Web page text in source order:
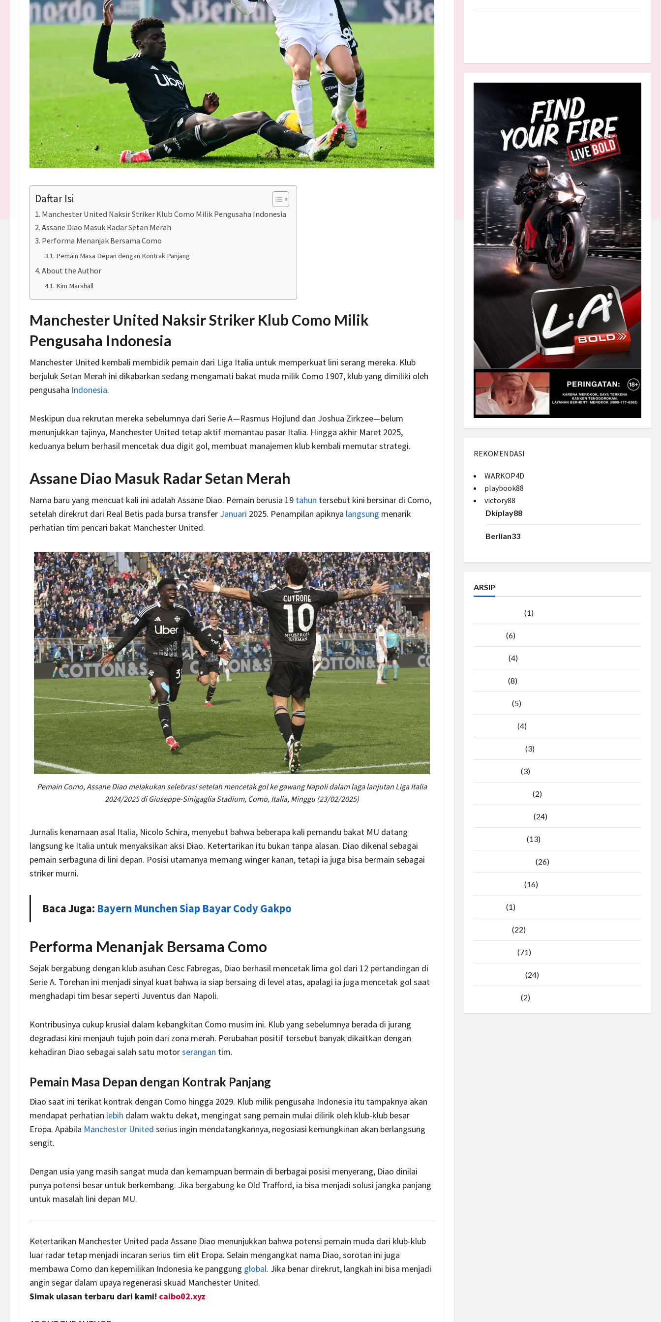
Daftar Isi
Manchester United Naksir Striker Klub Como Milik Pengusaha Indonesia
Assane Diao Masuk Radar Setan Merah
Performa Menanjak Bersama Como
Pemain Masa Depan dengan Kontrak Panjang
About the Author
Kim Marshall
Manchester United Naksir Striker Klub Como Milik
Pengusaha Indonesia
Manchester United kembali membidik pemain dari Liga Italia untuk memperkuat lini serang mereka. Klub
berjuluk Setan Merah ini dikabarkan sedang mengamati bakat muda milik Como 1907, klub yang dimiliki oleh
pengusaha Indonesia.
Meskipun dua rekrutan mereka sebelumnya dari Serie A—Rasmus Hojlund dan Joshua Zirkzee—belum
menunjukkan tajinya, Manchester United tetap aktif memantau pasar Italia. Hingga akhir Maret 2025,
keduanya belum berhasil mencetak dua digit gol, membuat manajemen klub kembali memutar strategi.
Assane Diao Masuk Radar Setan Merah
Nama baru yang mencuat kali ini adalah Assane Diao. Pemain berusia 19 tahun tersebut kini bersinar di Como,
setelah direkrut dari Real Betis pada bursa transfer Januari 2025. Penampilan apiknya langsung menarik
perhatian tim pencari bakat Manchester United.
Pemain Como, Assane Diao melakukan selebrasi setelah mencetak gol ke gawang Napoli dalam laga lanjutan Liga Italia
2024/2025 di Giuseppe-Sinigaglia Stadium, Como, Italia, Minggu (23/02/2025)
Jurnalis kenamaan asal Italia, Nicolo Schira, menyebut bahwa beberapa kali pemandu bakat MU datang
langsung ke Italia untuk menyaksikan aksi Diao. Ketertarikan itu bukan tanpa alasan. Diao dikenal sebagai
pemain serbaguna di lini depan. Posisi utamanya memang winger kanan, tetapi ia juga bisa bermain sebagai
striker murni.
Baca Juga: Bayern Munchen Siap Bayar Cody Gakpo
Performa Menanjak Bersama Como
Sejak bergabung dengan klub asuhan Cesc Fabregas, Diao berhasil mencetak lima gol dari 12 pertandingan di
Serie A. Torehan ini menjadi sinyal kuat bahwa ia siap bersaing di level atas, apalagi ia juga mencetak gol saat
menghadapi tim besar seperti Juventus dan Napoli.
Kontribusinya cukup krusial dalam kebangkitan Como musim ini. Klub yang sebelumnya berada di jurang
degradasi kini menjauh tujuh poin dari zona merah. Perubahan positif tersebut banyak dikaitkan dengan
kehadiran Diao sebagai salah satu motorserangan tim.
Pemain Masa Depan dengan Kontrak Panjang
Diao saat ini terikat kontrak dengan Como hingga 2029. Klub milik pengusaha Indonesia itu tampaknya akan
mendapat perhatian lebih dalam waktu dekat, mengingat sang pemain mulai dilirik oleh klub-klub besar
Eropa. Apabila Manchester United serius ingin mendatangkannya, negosiasi kemungkinan akan berlangsung
sengit.
Dengan usia yang masih sangat muda dan kemampuan bermain di berbagai posisi menyerang, Diao dinilai
punya potensi besar untuk berkembang. Jika bergabung ke Old Trafford, ia bisa menjadi solusi jangka panjang
untuk masalah lini depan MU.
Ketertarikan Manchester United pada Assane Diao menunjukkan bahwa potensi pemain muda dari klub-klub
luar radar tetap menjadi incaran serius tim elit Eropa. Selain mengangkat nama Diao, sorotan ini juga
membawa Como dan kepemilikan Indonesia ke panggung global. Jika benar direkrut, langkah ini bisa menjadi
angin segar dalam upaya regenerasi skuad Manchester United.
Simak ulasan terbaru dari kami! caibo02.xyz
REKOMENDASI
WARKOP4D
playbook88
victory88
Dkiplay88
Berlian33
ARSIP
(1)
(6)
(4)
(8)
(5)
(4)
(3)
(3)
(2)
(24)
(13)
(26)
(16)
(1)
(22)
(71)
(24)
(2)